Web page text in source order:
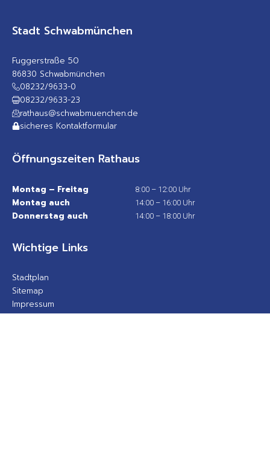
Stadt Schwabmünchen
Fuggerstraße 50
86830 Schwabmünchen
08232/9633-0
08232/9633-23
rathaus@schwabmuenchen.de
sicheres Kontaktformular
Öffnungszeiten Rathaus
Montag – Freitag 8:00 – 12:00 Uhr
Montag auch 14:00 – 16:00 Uhr
Donnerstag auch 14:00 – 18:00 Uhr
Wichtige Links
Stadtplan
Sitemap
Impressum
Datenschutz